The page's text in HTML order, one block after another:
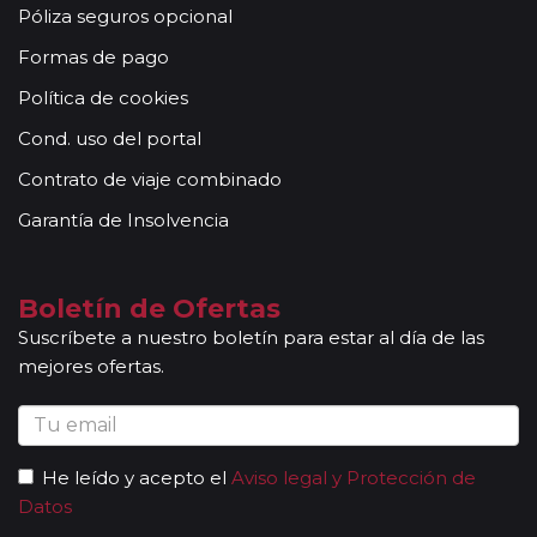
Utrera (Parada de bus Plaza Trianilla, frente a Mercadona
Póliza seguros opcional
Formas de pago
Política de cookies
Cond. uso del portal
Contrato de viaje combinado
Garantía de Insolvencia
Boletín de Ofertas
Suscríbete a nuestro boletín para estar al día de las
mejores ofertas.
He leído y acepto el Aviso legal y Protección de
Datos